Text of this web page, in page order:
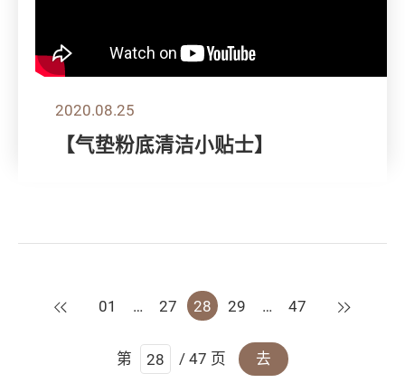
2020.08.25
【气垫粉底清洁小贴士】
上一页
01 … 27 28 29 … 47 下一页
第 / 47 页 去